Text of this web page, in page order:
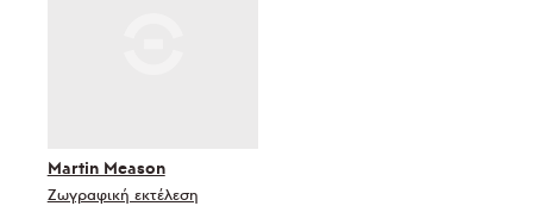
Martin Meason
Ζωγραφική εκτέλεση